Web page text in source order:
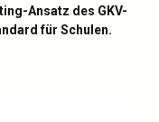
Ansatz des GKV-
für Schulen.